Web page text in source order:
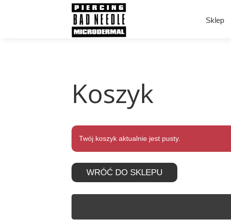
Sklep
Koszyk
Twój koszyk aktualnie jest pusty.
WRÓĆ DO SKLEPU